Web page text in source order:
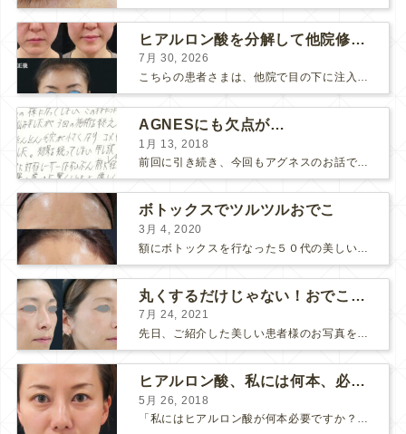
ヒアルロン酸を分解して他院修正（目の下のチンダル現象とその補正）
7月 30, 2026
こちらの患者さまは、他院で目の下に注入したヒアルロン酸がチンダル現象を起こしていたため、 ヒアルロン酸を分解する薬（ヒアルロニダーゼ）で分解してから 改めてヒアルロン酸を入れ直しました。 ...
AGNESにも欠点が…
1月 13, 2018
前回に引き続き、今回もアグネスのお話です。 AGNESはとっても良い治療である一方、 欠点もいくつかありますので、そちらもお話ししておきますね。 AGNESの欠点 1. ダウンタイム A...
ボトックスでツルツルおでこ
3月 4, 2020
丸くするだけじゃない！おでこのヒアルロン酸注射
7月 24, 2021
先日、ご紹介した美しい患者様のお写真を使わせていただいて、おでこのヒアルロン酸注射について説明します。 （≫ 写真の患者様の経過はこちら『２年間で若返って綺麗になられた患者様』） なぜおでこに...
ヒアルロン酸、私には何本、必要ですか？
5月 26, 2018
「私にはヒアルロン酸が何本必要ですか？」 診察の時によく聞かれますが、なかなか難しい質問です。 どこまでこだわってキレイにしたいかによって 使うヒアルロン酸の量が変わるからです。 前回もご紹介させ...